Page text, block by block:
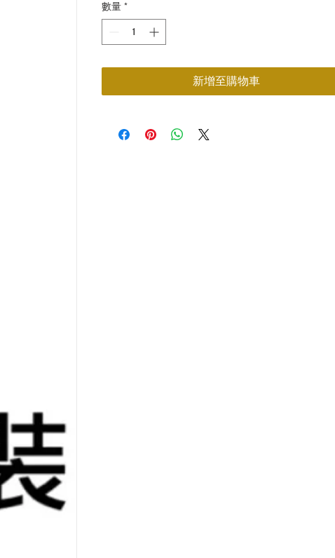
數量 *
新增至購物車